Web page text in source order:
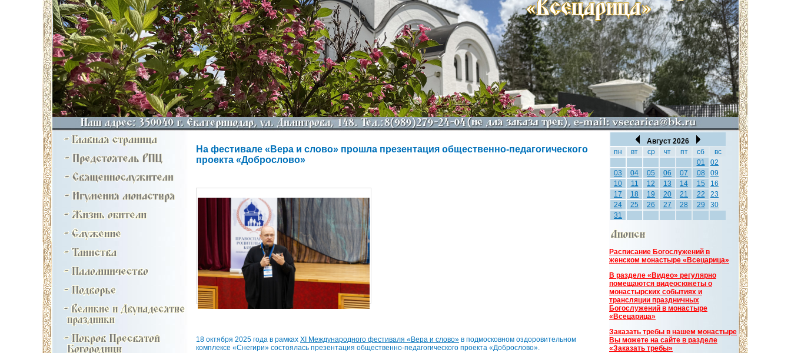
На фестивале «Вера и слово» прошла презентация общественно-педагогического
проекта «Доброслово»
18 октября 2025 года в рамках XI Международного фестиваля «Вера и слово» в подмосковном оздоровительном
комплексе «Снегири» состоялась презентация общественно-педагогического проекта «Доброслово».
Август 2026
пн
вт ср чт пт сб
вс
01
02
03
04 05 06 07 08
09
10
11 12 13 14 15
16
17
18 19 20 21 22
23
24
25 26 27 28 29
30
31
Расписание Богослужений в
женском монастыре «Всецарица»
В разделе «Видео» регулярно
помещаются видеосюжеты о
монастырских событиях и
трансляции праздничных
Богослужений в монастыре
«Всецарица»
Заказать требы в нашем монастыре
Вы можете на сайте в разделе
«Заказать требы»